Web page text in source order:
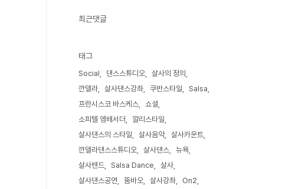
최근댓글
태그
Social 댄스스튜디오
살사의 정의
깐델라
살사댄스강좌 쿠반스타일
Salsa
프란시스코 바스케스
쇼셜
소피텔 엠배서더
깔리스타일
살사댄스의 스타일
살사음악
살사카운트
깐델라댄스스튜디오
살사댄스
뉴욕
살사밴드
Salsa Dance
살사
살사댄스공연
뚬바오 살사강좌
On2